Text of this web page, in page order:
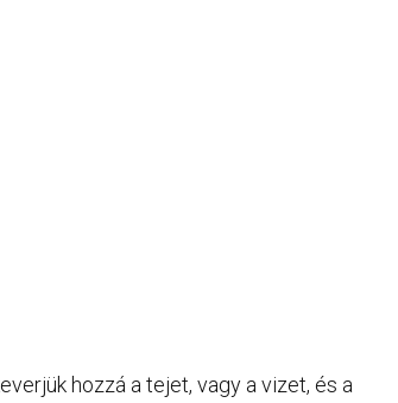
hozzá a tejet, vagy a vizet, és a